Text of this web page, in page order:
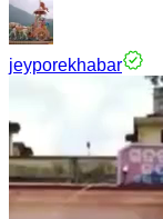
jeyporekhabar